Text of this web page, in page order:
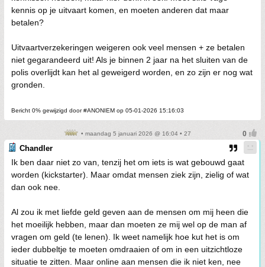
kennis op je uitvaart komen, en moeten anderen dat maar
betalen?
Uitvaartverzekeringen weigeren ook veel mensen + ze betalen
niet gegarandeerd uit! Als je binnen 2 jaar na het sluiten van de
polis overlijdt kan het al geweigerd worden, en zo zijn er nog wat
gronden.
Bericht 0% gewijzigd door #ANONIEM op 05-01-2026 15:16:03
• maandag 5 januari 2026 @ 16:04 • 27
Chandler
Ik ben daar niet zo van, tenzij het om iets is wat gebouwd gaat
worden (kickstarter). Maar omdat mensen ziek zijn, zielig of wat
dan ook nee.
Al zou ik met liefde geld geven aan de mensen om mij heen die
het moeilijk hebben, maar dan moeten ze mij wel op de man af
vragen om geld (te lenen). Ik weet namelijk hoe kut het is om
ieder dubbeltje te moeten omdraaien of om in een uitzichtloze
situatie te zitten. Maar online aan mensen die ik niet ken, nee